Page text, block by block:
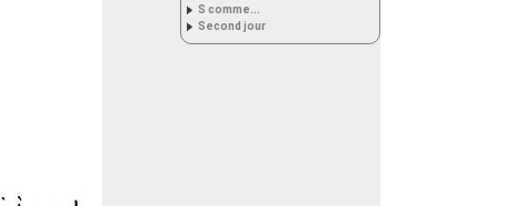
S comme...
Second jour